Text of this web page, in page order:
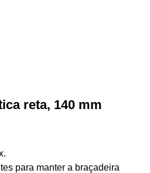
reta, 140 mm
para manter a braçadeira